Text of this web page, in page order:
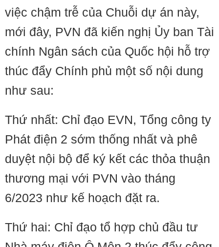
việc chậm trễ của Chuỗi dự án này,
mới đây, PVN đã kiến nghị Ủy ban Tài
chính Ngân sách của Quốc hội hỗ trợ
thúc đẩy Chính phủ một số nội dung
như sau:
Thứ nhất: Chỉ đạo EVN, Tổng công ty
Phát điện 2 sớm thống nhất và phê
duyệt nội bộ để ký kết các thỏa thuận
thương mại với PVN vào tháng
6/2023 như kế hoạch đặt ra.
Thứ hai: Chỉ đạo tổ hợp chủ đầu tư